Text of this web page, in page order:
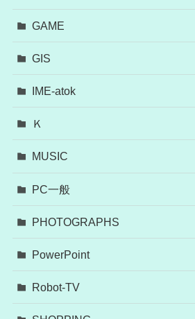
GAME
GIS
IME-atok
Ｋ
MUSIC
PC一般
PHOTOGRAPHS
PowerPoint
Robot-TV